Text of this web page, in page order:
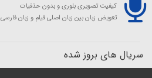
کیفیت تصویری بلوری و بدون حذفیات
تعویض زبان بین زبان اصلی فیلم و زبان فارسی
سریال های بروز شده